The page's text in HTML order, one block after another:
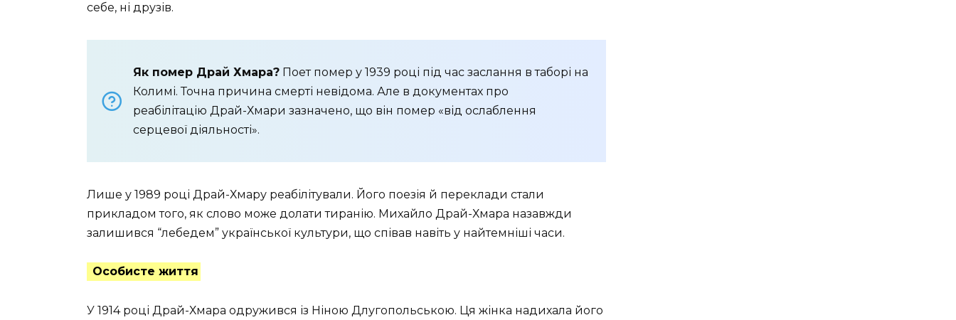
себе, ні друзів.
Як помер Драй Хмара? Поет помер у 1939 році під час заслання в таборі на
Колимі. Точна причина смерті невідома. Але в документах про
реабілітацію Драй-Хмари зазначено, що він помер «від ослаблення
серцевої діяльності».
Лише у 1989 році Драй-Хмару реабілітували. Його поезія й переклади стали
прикладом того, як слово може долати тиранію. Михайло Драй-Хмара назавжди
залишився “лебедем” української культури, що співав навіть у найтемніші часи.
Особисте життя
У 1914 році Драй-Хмара одружився із Ніною Длугопольською. Ця жінка надихала його